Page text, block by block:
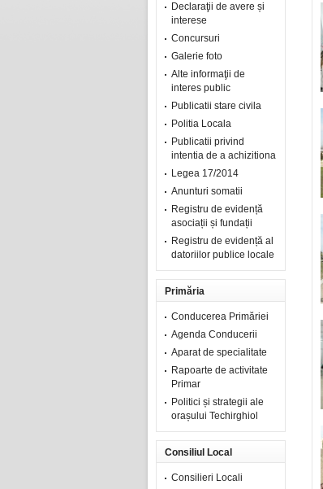
Declaraţii de avere și
interese
Concursuri
Galerie foto
Alte informaţii de
interes public
Publicatii stare civila
Politia Locala
Publicatii privind
intentia de a achizitiona
Legea 17/2014
Anunturi somatii
Registru de evidență
asociații și fundații
Registru de evidență al
datoriilor publice locale
Primăria
Conducerea Primăriei
Agenda Conducerii
Aparat de specialitate
Rapoarte de activitate
Primar
Politici și strategii ale
orașului Techirghiol
Consiliul Local
Consilieri Locali